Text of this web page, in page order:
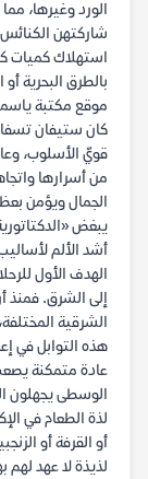
الورد وغيرها،
شاركتهن الكنائس
استهلاك كميات
بالطرق البحرية
موقع مكتبة
كان ستيفان
قويّ الأسلوب،
من أسرارها
الجمال ويؤمن
يبغض
أشد الألم
الهدف الأول
إلى الشرق. فمنذ
الشرقية
هذه التوابل في
عادة متمكنة
الوسطى يجهلون
لذة الطعام في
أو القرفة أو
لذيذة لا عهد لهم